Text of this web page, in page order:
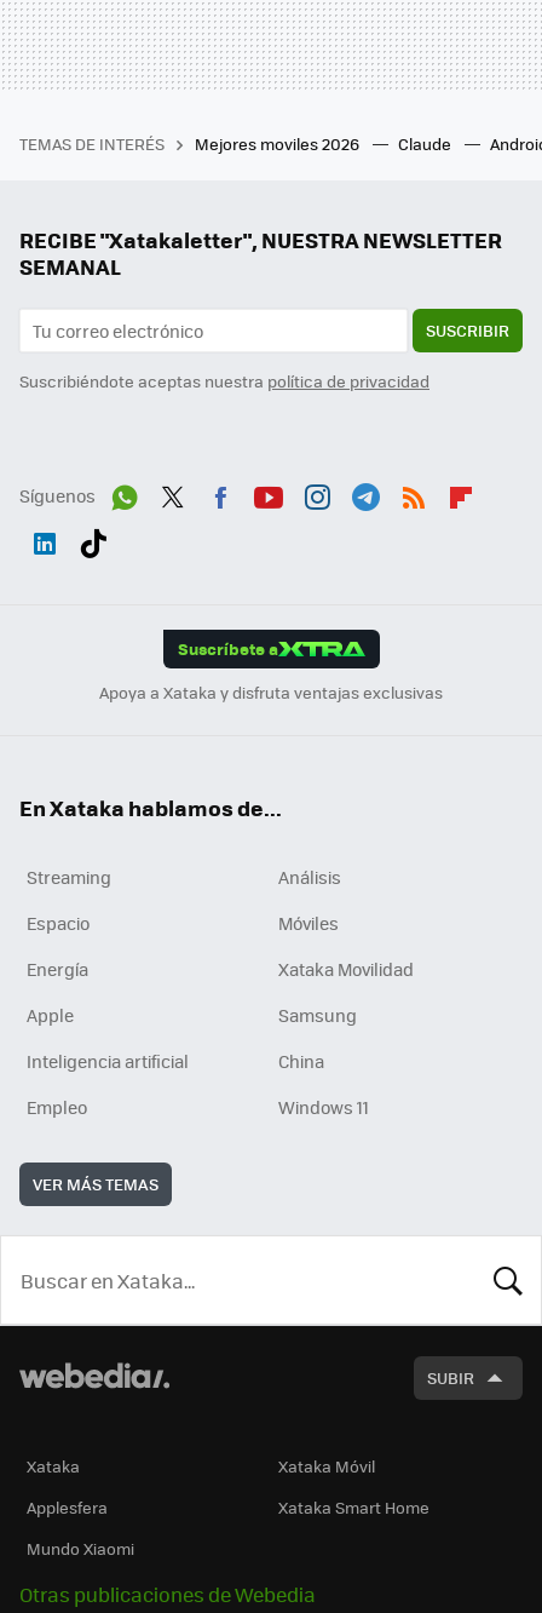
TEMAS DE INTERÉS Mejores moviles 2026 Claude
RECIBE "Xatakaletter", NUESTRA NEWSLETTER
SEMANAL
SUSCRIBIR
Suscribiéndote aceptas nuestra política de privacidad
Síguenos
Suscríbete a
Apoya a Xataka y disfruta ventajas exclusivas
En Xataka hablamos de...
Streaming
Análisis
Espacio
Móviles
Energía
Xataka Movilidad
Apple
Samsung
Inteligencia artificial
China
Empleo
Windows 11
VER MÁS TEMAS
SUBIR
Xataka
Xataka Móvil
Applesfera
Xataka Smart Home
Mundo Xiaomi
Otras publicaciones de Webedia